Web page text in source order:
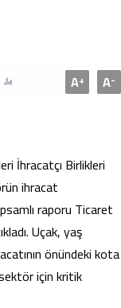
A+ A-
İhracatçı Birlikleri
ihracat
raporu Ticaret
Uçak, yaş
önündeki kota
için kritik